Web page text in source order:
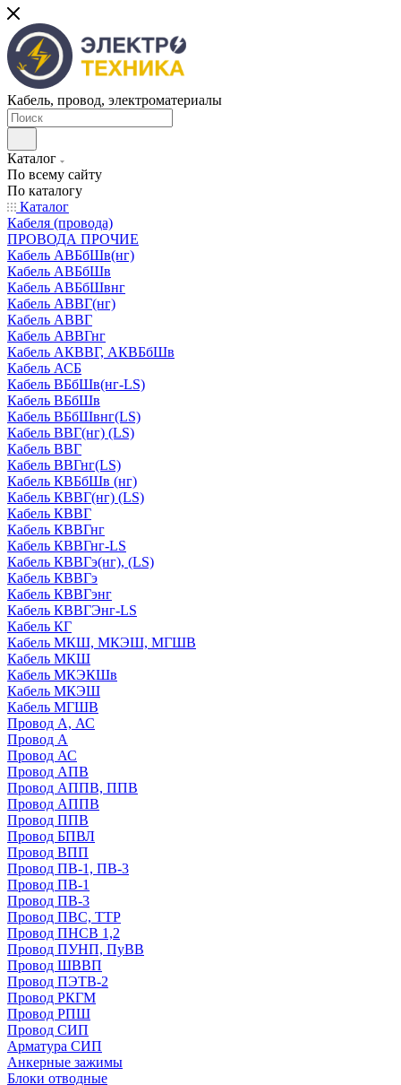
Кабель, провод, электроматериалы
Каталог
По всему сайту
По каталогу
Каталог
Кабеля (провода)
ПРОВОДА ПРОЧИЕ
Кабель АВБбШв(нг)
Кабель АВБбШв
Кабель АВБбШвнг
Кабель АВВГ(нг)
Кабель АВВГ
Кабель АВВГнг
Кабель АКВВГ, АКВБбШв
Кабель АСБ
Кабель ВБбШв(нг-LS)
Кабель ВБбШв
Кабель ВБбШвнг(LS)
Кабель ВВГ(нг) (LS)
Кабель ВВГ
Кабель ВВГнг(LS)
Кабель КВБбШв (нг)
Кабель КВВГ(нг) (LS)
Кабель КВВГ
Кабель КВВГнг
Кабель КВВГнг-LS
Кабель КВВГэ(нг), (LS)
Кабель КВВГэ
Кабель КВВГэнг
Кабель КВВГЭнг-LS
Кабель КГ
Кабель МКШ, МКЭШ, МГШВ
Кабель МКШ
Кабель МКЭКШв
Кабель МКЭШ
Кабель МГШВ
Провод А, АС
Провод А
Провод АС
Провод АПВ
Провод АППВ, ППВ
Провод АППВ
Провод ППВ
Провод БПВЛ
Провод ВПП
Провод ПВ-1, ПВ-3
Провод ПВ-1
Провод ПВ-3
Провод ПВС, ТТР
Провод ПНСВ 1,2
Провод ПУНП, ПуВВ
Провод ШВВП
Провод ПЭТВ-2
Провод РКГМ
Провод РПШ
Провод СИП
Арматура СИП
Анкерные зажимы
Блоки отводные